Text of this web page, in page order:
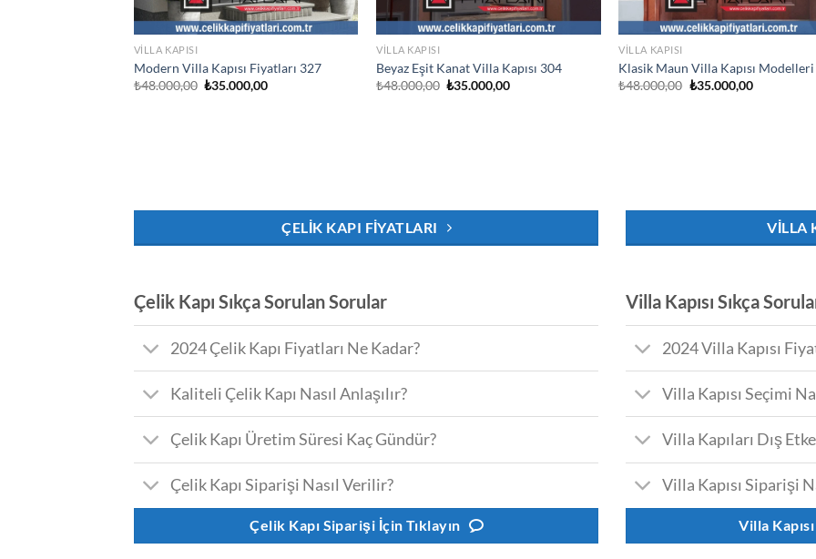
VILLA KAPISI
Modern Villa Kapısı Fiyatları 327
₺48.000,00 Orijinal
₺35.000,00Şu
VILLA KAPISI
Beyaz Eşit Kanat Villa Kapısı 304
₺48.000,00 Orijinal
₺35.000,00Şu
VILLA KAPISI
Klasik Maun Villa Kapısı
₺48.000,00 Orijinal
₺35.000,00Şu
ÇELIK KAPI FIYATLARI VILLA
Çelik Kapı Sıkça Sorulan Sorular
2024 Çelik Kapı Fiyatları Ne Kadar?
Kaliteli Çelik Kapı Nasıl Anlaşılır?
Çelik Kapı Üretim Süresi Kaç Gündür?
Çelik Kapı Siparişi Nasıl Verilir?
Çelik Kapı Siparişi İçin Tıklayın
Villa Kapısı Sıkça
2024 Villa Kapısı
Villa Kapısı Seçimi
Villa Kapıları Dış
Villa Kapısı Siparişi
Villa